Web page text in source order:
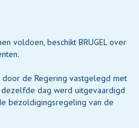
voldoen, beschikt BRUGEL over
de Regering vastgelegd met
dag werd uitgevaardigd
bezoldigingsregeling van de